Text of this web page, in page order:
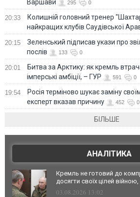
Варшави 295 0
20:33
Колишній головний тренер
найкращих клубів Саудівської
20:15
Зеленський підписав укази про
послів
133 0
20:01
Битва за Арктику: як кремль
імперські амбіції, – ГУР
591 0
19:54
Росія терміново шукає заміну
експерт вказав причину
452 0
БІЛЬШЕ
АНАЛІТИКА
Кремль не готовий до
досягти своїх цілей
03.08.2026 13:02